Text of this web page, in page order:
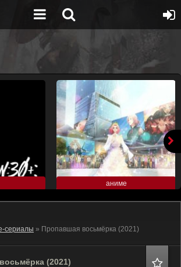
аниме
сериалы » Пропавшая восьмёрка (2021)
(2021)